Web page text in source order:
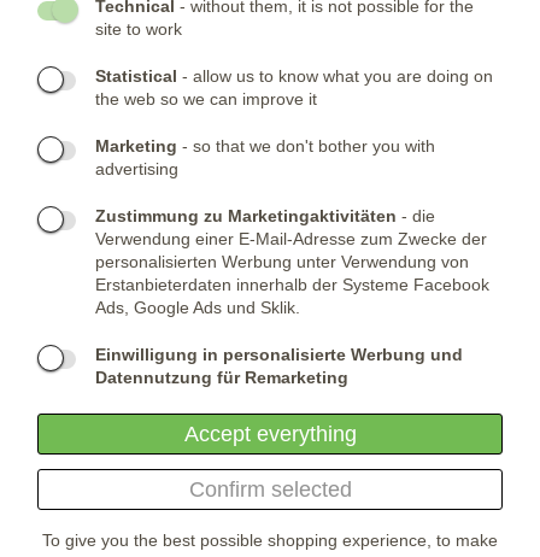
To give you the best possible shopping experience, to make
Technical - without them, it is not possible for the
site to work
Statistical - allow us to know what you are doing on
the web so we can improve it
Marketing - so that we don't bother you with
advertising
Zustimmung zu Marketingaktivitäten - die
Verwendung einer E-Mail-Adresse zum Zwecke der
personalisierten Werbung unter Verwendung von
Erstanbieterdaten innerhalb der Systeme Facebook
Ads, Google Ads und Sklik.
Einwilligung in personalisierte Werbung und
Datennutzung für Remarketing
Confirm selected
Accept everything
KONTAKTIERE UNS
Skype:ARMYSHOP.CZ
FIRMENSITZ:
ARMYSHOP.CZ, s.r.o
549 31 Velké Poříčí
Česká republika